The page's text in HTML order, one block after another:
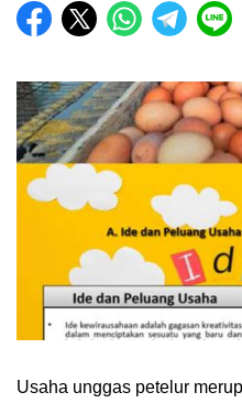
Usaha unggas petelur